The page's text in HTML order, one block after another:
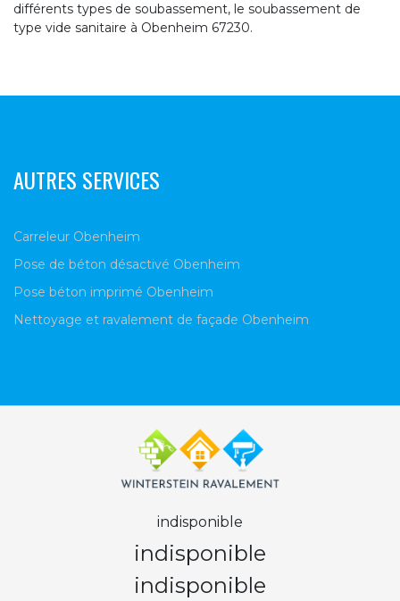
différents types de soubassement, le soubassement de
type vide sanitaire à Obenheim 67230.
AUTRES SERVICES
Carreleur Obenheim
Pose de béton désactivé Obenheim
Pose béton imprimé Obenheim
Nettoyage et ravalement de façade Obenheim
indisponible
indisponible
indisponible